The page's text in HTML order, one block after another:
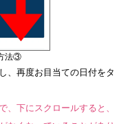
法③
、再度お目当ての日付をタ
、下にスクロールすると、